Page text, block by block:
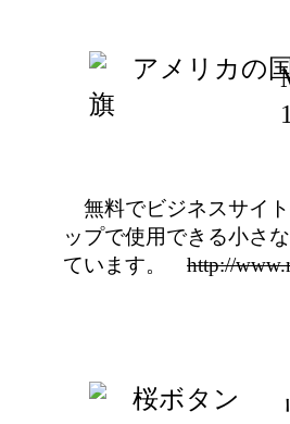
無料でビジネスサイ
ップで使用できる小さ
ています。 http://